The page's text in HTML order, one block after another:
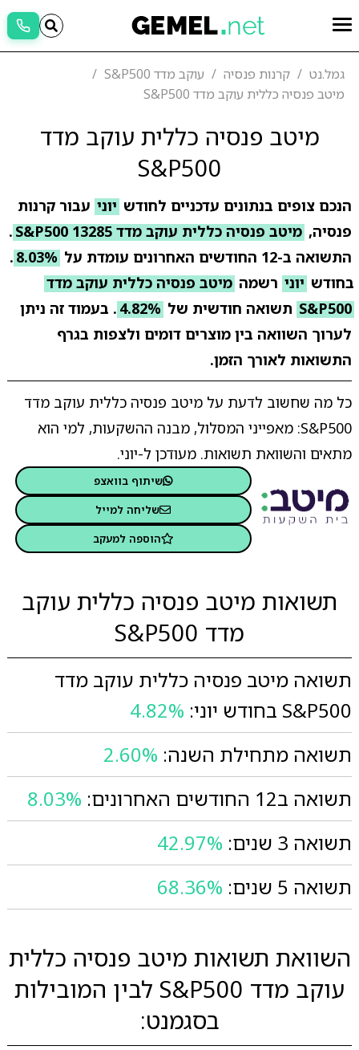
גמל.נט קרנות פנסיה
עוקב מדד S&P500
מיטב פנסיה כללית עוקב מדד S&P500
מיטב פנסיה כללית עוקב מדד
S&P500
הנכם צופים בנתונים עדכניים לחודש יוני עבור קרנות
פנסיה, מיטב פנסיה כללית עוקב מדד S&P500 13285
.
התשואה ב-12 החודשים האחרונים עומדת על
8.03%
.
בחודש יוני רשמה מיטב פנסיה כללית עוקב מדד
S&P500 תשואה חודשית של 4.82% . בעמוד זה ניתן
לערוך השוואה בין מוצרים דומים ולצפות בגרף
התשואות לאורך הזמן.
כל מה שחשוב לדעת על מיטב פנסיה כללית עוקב מדד
S&P500: מאפייני המסלול, מבנה ההשקעות, למי הוא
מתאים והשוואת תשואות. מעודכן ל-יוני.
שיתוף בוואצפ
שליחה למייל
הוספה למעקב
תשואות מיטב פנסיה כללית עוקב
מדד S&P500
תשואה מיטב פנסיה כללית עוקב מדד
S&P500 בחודש יוני:
4.82%
תשואה מתחילת השנה: 2.60%
תשואה ב12 החודשים האחרונים:
8.03%
תשואה 3 שנים:
42.97%
תשואה 5 שנים:
68.36%
השוואת תשואות מיטב פנסיה כללית
עוקב מדד S&P500 לבין המובילות
בסגמנט: